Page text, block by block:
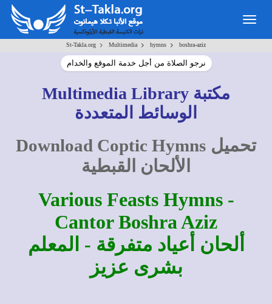
St-Takla.org > Multimedia > hymns > boshra-aziz
نرجو الصلاة من أجل خدمة الموقع والخدام
Multimedia Library مكتبة
الوسائط المتعددة
Download Coptic Hymns تحميل
الألحان القبطية
Various Feasts Hymns -
Cantor Boshra Aziz
ألحان أعياد متفرقة - المعلم
بشرى عزيز